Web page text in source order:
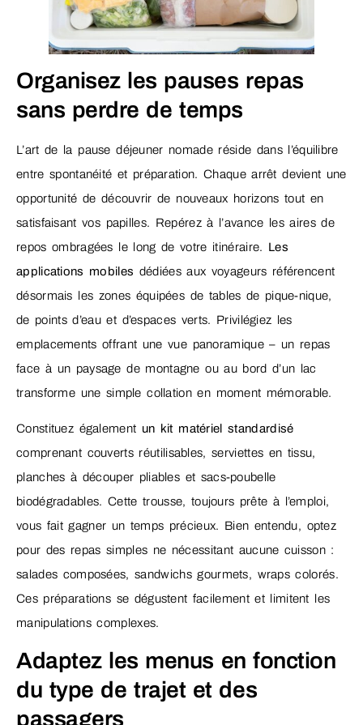
Organisez les pauses repas
sans perdre de temps
L’art de la pause déjeuner nomade réside dans l’équilibre
entre spontanéité et préparation. Chaque arrêt devient une
opportunité de découvrir de nouveaux horizons tout en
satisfaisant vos papilles. Repérez à l’avance les aires de
repos ombragées le long de votre itinéraire. Les
applications mobiles dédiées aux voyageurs référencent
désormais les zones équipées de tables de pique-nique,
de points d’eau et d’espaces verts. Privilégiez les
emplacements offrant une vue panoramique – un repas
face à un paysage de montagne ou au bord d’un lac
transforme une simple collation en moment mémorable.
Constituez également un kit matériel standardisé
comprenant couverts réutilisables, serviettes en tissu,
planches à découper pliables et sacs-poubelle
biodégradables. Cette trousse, toujours prête à l’emploi,
vous fait gagner un temps précieux. Bien entendu, optez
pour des repas simples ne nécessitant aucune cuisson :
salades composées, sandwichs gourmets, wraps colorés.
Ces préparations se dégustent facilement et limitent les
manipulations complexes.
Adaptez les menus en fonction
du type de trajet et des
passagers